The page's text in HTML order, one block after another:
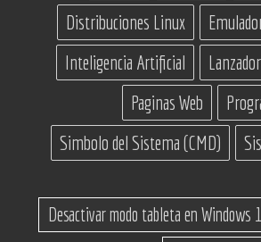
Distribuciones Linux
Inteligencia Artificial
Paginas Web
Simbolo del Sistema (CMD)
Desactivar modo tableta en Windows